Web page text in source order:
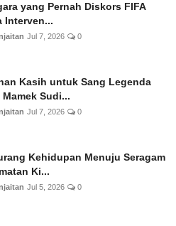
yang Pernah Diskors FIFA
Interven...
Jul 7, 2026 0
Kasih untuk Sang Legenda
Mamek Sudi...
Jul 7, 2026 0
Kehidupan Menuju Seragam
Ki...
Jul 5, 2026 0